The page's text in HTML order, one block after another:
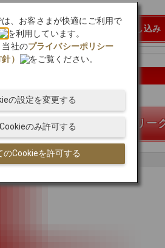
JALファミリークラブ入会申し込み
の方
JALファミリー
、お客さまが快適にご利用で
を利用しています。
当社のプライバシーポリシー
）
をご覧ください。
のCookieを許可する
のみ許可する
の設定を変更する